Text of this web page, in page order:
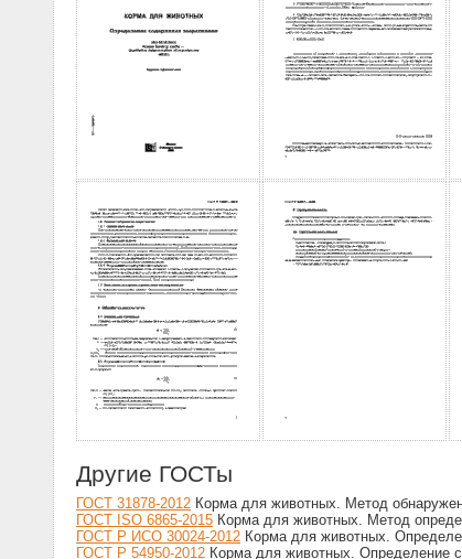
Другие ГОСТы
ГОСТ 31878-2012 Корма для животных. Метод
ГОСТ ISO 6865-2015 Корма для животных. Метод
ГОСТ Р ИСО 30024-2012 Корма для животных.
ГОСТ Р 54950-2012 Корма для животных. Определение